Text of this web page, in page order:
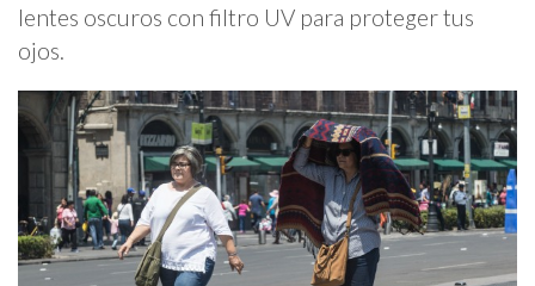
lentes oscuros con filtro UV para proteger tus
ojos.